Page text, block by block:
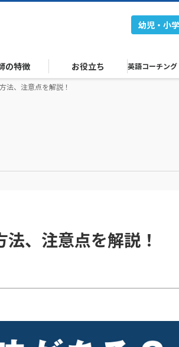
幼児・小
の特徴 お役立ち 英語コーチング
法、注意点を解説！
、注意点を解説！